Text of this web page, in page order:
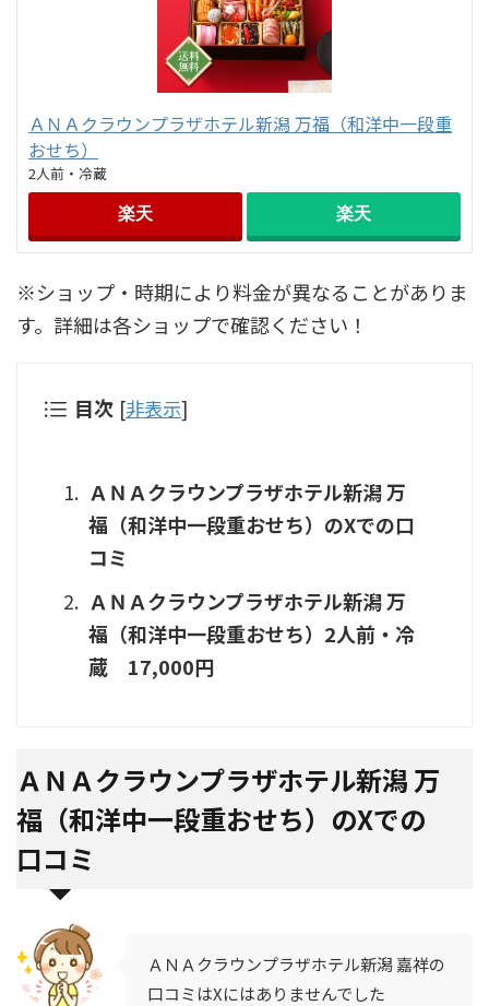
ＡＮＡクラウンプラザホテル新潟 万福（和洋中一段重
おせち）
2人前・冷蔵
楽天 楽天
※ショップ・時期により料金が異なることがありま
す。詳細は各ショップで確認ください！
目次 [非表示]
ＡＮＡクラウンプラザホテル新潟 万
福（和洋中一段重おせち）のXでの口
コミ
ＡＮＡクラウンプラザホテル新潟 万
福（和洋中一段重おせち）2人前・冷
蔵 17,000円
ＡＮＡクラウンプラザホテル新潟 万
福（和洋中一段重おせち）のXでの
口コミ
ＡＮＡクラウンプラザホテル新潟 嘉祥の
口コミはXにはありませんでした